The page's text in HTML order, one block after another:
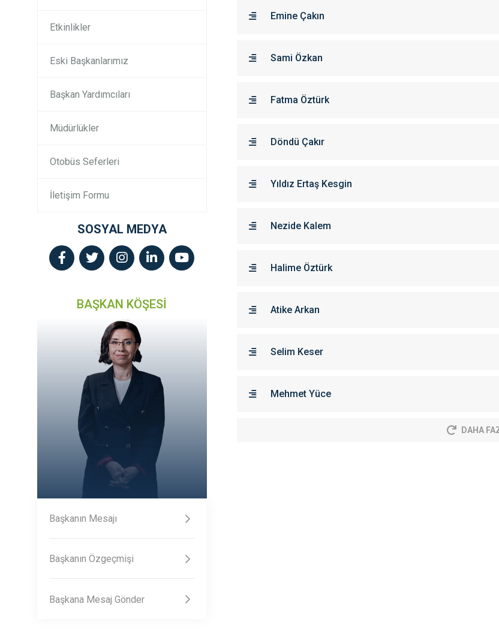
Etkinlikler
Eski Başkanlarımız
Başkan Yardımcıları
Müdürlükler
Otobüs Seferleri
İletişim Formu
SOSYAL MEDYA
BAŞKAN KÖŞESİ
Başkanın Mesajı
Başkanın Özgeçmişi
Başkana Mesaj Gönder
Emine Çakın
Sami Özkan
Fatma Öztürk
Döndü Çakır
Yıldız Ertaş Kesgin
Nezide Kalem
Halime Öztürk
Atike Arkan
Selim Keser
Mehmet Yüce
DAHA